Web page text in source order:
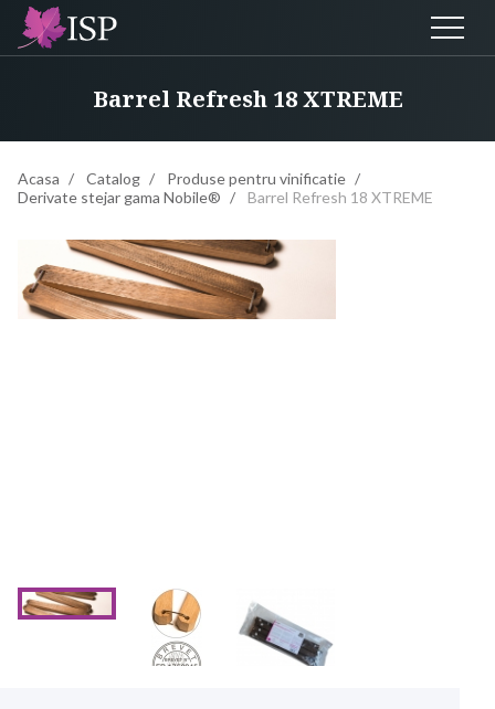
Barrel Refresh 18 XTREME
Acasa Catalog
Produse pentru vinificatie
Derivate stejar gama Nobile®
Barrel Refresh 18 XTREME